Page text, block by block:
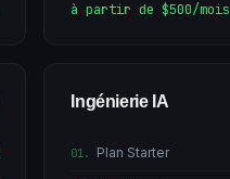
à partir de $500/mois
Ingénierie IA
01. Plan Starter